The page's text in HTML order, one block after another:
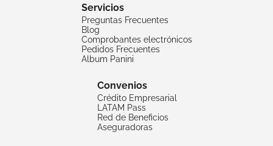
Servicios
Preguntas Frecuentes
Blog
Comprobantes electrónicos
Pedidos Frecuentes
Album Panini
Convenios
Crédito Empresarial
LATAM Pass
Red de Beneficios
Aseguradoras